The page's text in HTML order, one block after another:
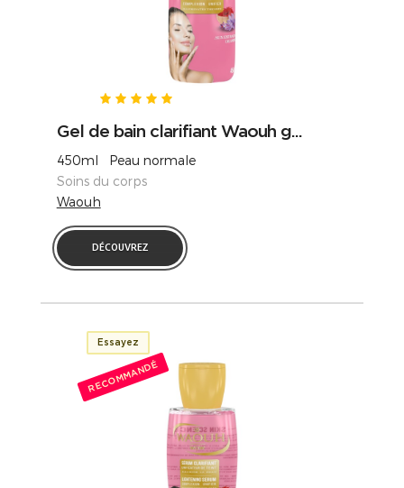
Gel de bain clarifiant Waouh g...
450ml Peau normale
Soins du corps
Waouh
DÉCOUVREZ
Essayez
RECOMMANDÉ